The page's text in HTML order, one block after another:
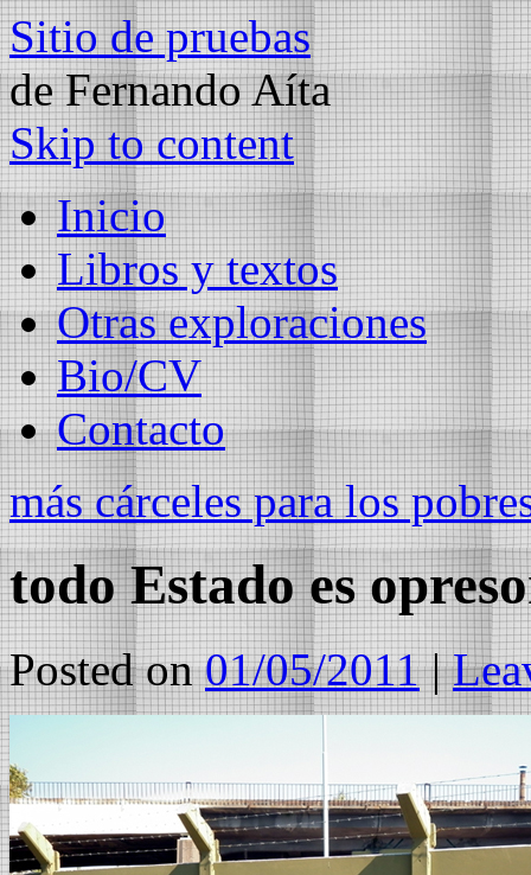
Sitio de pruebas
de Fernando Aíta
Skip to content
Inicio
Libros y textos
Otras exploraciones
Bio/CV
Contacto
más cárceles para los
todo Estado es
Posted on 01/05/2011 |